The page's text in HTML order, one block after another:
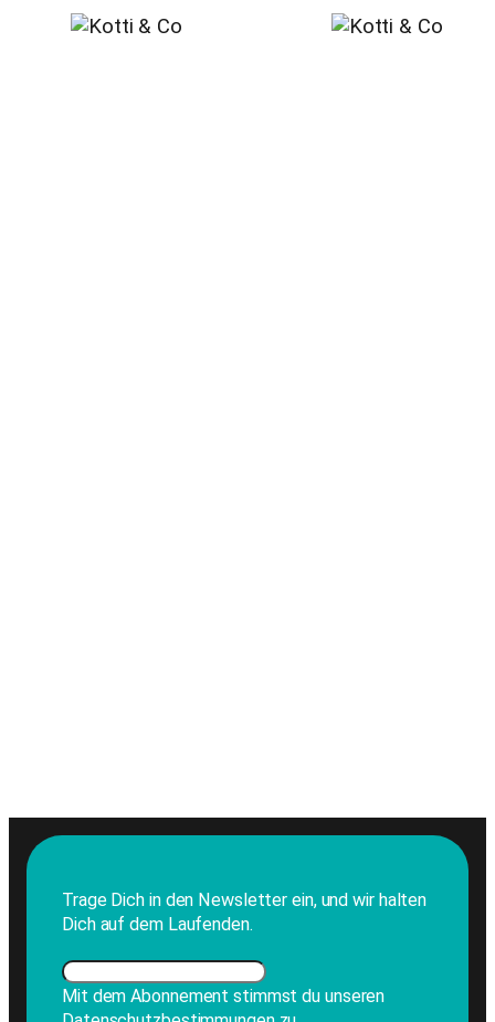
Trage Dich in den Newsletter ein, und wir halten
Dich auf dem Laufenden.
Mit dem Abonnement stimmst du unseren